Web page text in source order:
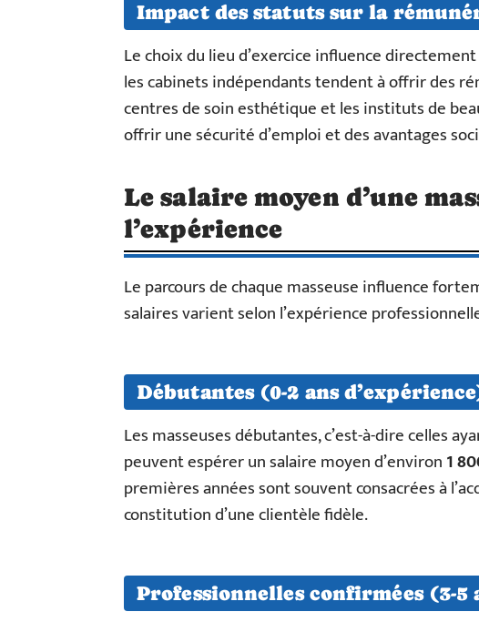
Impact des statuts sur la
Le choix du lieu d’exercice influence
les cabinets indépendants tendent à offrir des
centres de soin esthétique et les instituts de
offrir une sécurité d’emploi et des avantages
Le salaire moyen d’une
l’expérience
Le parcours de chaque masseuse influence
salaires varient selon l’expérience
Débutantes (0-2 ans
Les masseuses débutantes, c’est-à-dire celles
peuvent espérer un salaire moyen d’environ1
premières années sont souvent consacrées à
constitution d’une clientèle fidèle.
Professionnelles confirmées (3-5